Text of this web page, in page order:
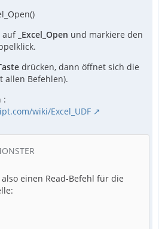
auf _Excel_Open und markiere den
drücken, dann öffnet sich die
allen Befehlen).
:
wiki/Excel_UDF
einen Read-Befehl für die